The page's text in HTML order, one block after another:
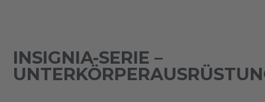
INSIGNIA-SERIE –